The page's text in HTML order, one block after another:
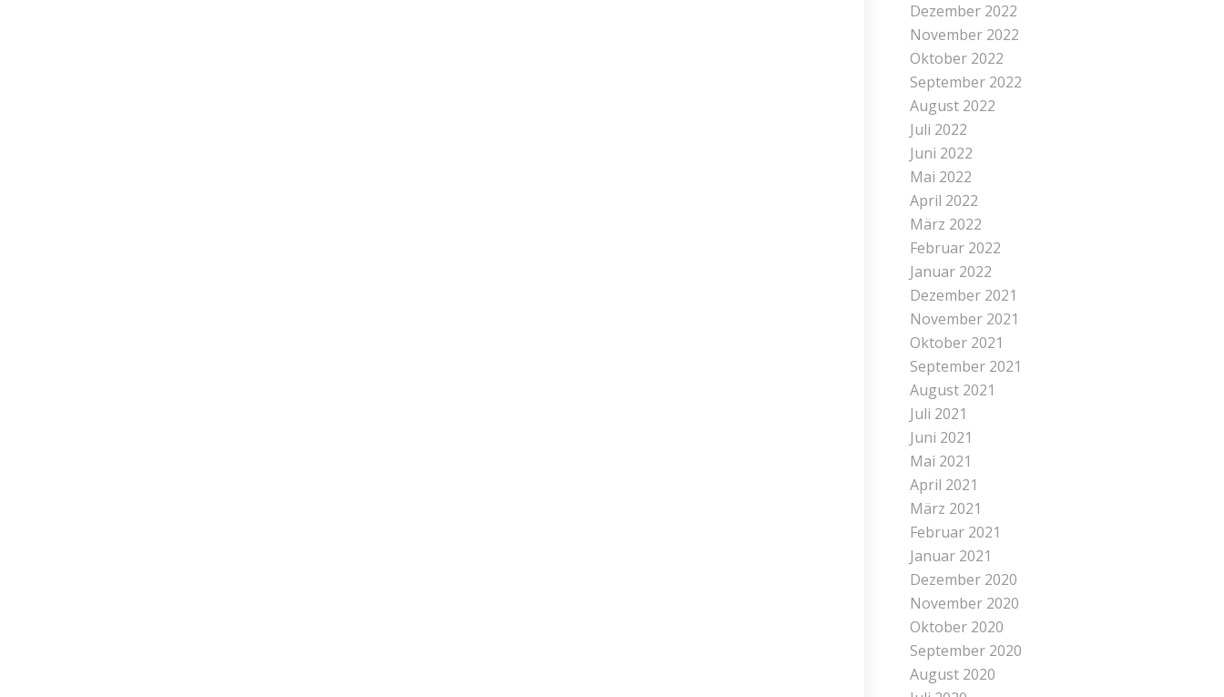
Dezember 2022
November 2022
Oktober 2022
September 2022
August 2022
Juli 2022
Juni 2022
Mai 2022
April 2022
März 2022
Februar 2022
Januar 2022
Dezember 2021
November 2021
Oktober 2021
September 2021
August 2021
Juli 2021
Juni 2021
Mai 2021
April 2021
März 2021
Februar 2021
Januar 2021
Dezember 2020
November 2020
Oktober 2020
September 2020
August 2020